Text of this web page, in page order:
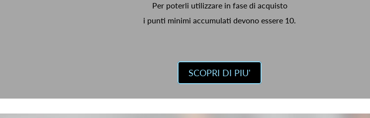
Per poterli utilizzare in fase di acquisto
i punti minimi accumulati devono essere 10.
SCOPRI DI PIU'